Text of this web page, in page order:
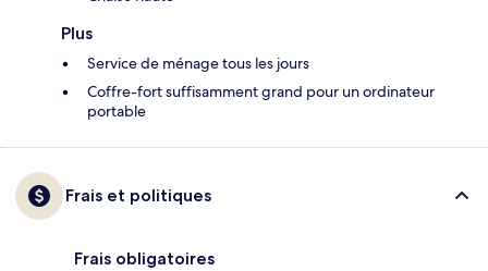
Plus
Service de ménage tous les jours
Coffre-fort suffisamment grand pour un ordinateur
portable
Frais et politiques
Frais obligatoires